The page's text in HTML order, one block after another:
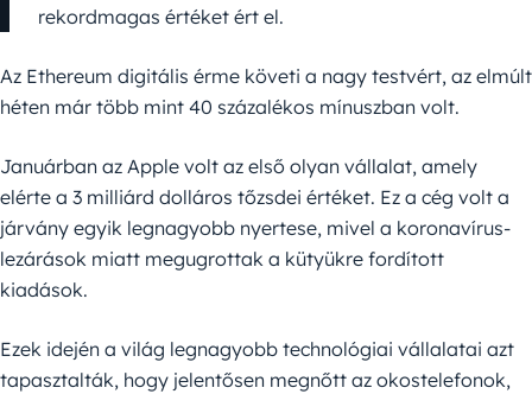
rekordmagas értéket ért el.
Az Ethereum digitális érme követi a nagy testvért, az elmúlt
héten már több mint 40 százalékos mínuszban volt.
Januárban az Apple volt az első olyan vállalat, amely
elérte a 3 milliárd dolláros tőzsdei értéket. Ez a cég volt a
járvány egyik legnagyobb nyertese, mivel a koronavírus-
lezárások miatt megugrottak a kütyükre fordított
kiadások.
Ezek idején a világ legnagyobb technológiai vállalatai azt
tapasztalták, hogy jelentősen megnőtt az okostelefonok,